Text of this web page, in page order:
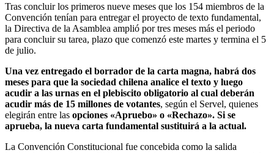
Tras concluir los primeros nueve meses que los 154 miembros de la
Convención tenían para entregar el proyecto de texto fundamental,
la Directiva de la Asamblea amplió por tres meses más el periodo
para concluir su tarea, plazo que comenzó este martes y termina el 5
de julio.
Una vez entregado el borrador de la carta magna, habrá dos
meses para que la sociedad chilena analice el texto y luego
acudir a las urnas en el plebiscito obligatorio al cual deberán
acudir más de 15 millones de votantes, según el Servel, quienes
elegirán entre las opciones «Apruebo» o «Rechazo». Si se
aprueba, la nueva carta fundamental sustituirá a la actual.
La Convención Constitucional fue concebida como la salida